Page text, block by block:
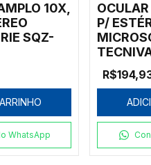
10X,
SQZ-
WhatsApp
P/
WF15X